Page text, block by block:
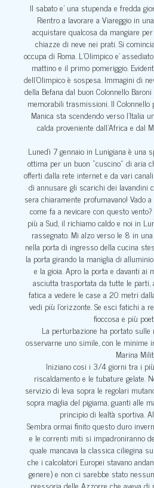
Il sabato e’ una stupenda e fredda
Rientro a lavorare a Viareggio in
acquistare qualcosa da mangiare
chiazze di neve nei prati. Si
occupa di Roma. L’Olimpico e’
mattino e il primo pomeriggio.
dell’Olimpico è sospesa. Immagini di
della Befana dal buon Colonnello
memorabili trasmissioni. Il Colonnello
Manica sta scendendo verso
calda proveniente dall’Africa e dal
Lunedì 7 gennaio in Lunigiana è una
ottima per un buon “cuscino” di aria
offerti dalla rete internet e da vari
di annusare gli scarichi dei lavandini
sera chiaramente profumavano! Vado
come fa a nevicare con questo
più a Sud, il richiamo caldo e noi in
rassegnato. Mi alzo verso le 8 in
nella porta di ingresso della cucina
la porta girando la maniglia di
e la gioia. Apro la porta e davanti ai
asciutta trasportata da tutte le parti,
fatica a vedere le case a 20 metri
vedi più l’orizzonte. Se esci fatichi a
fioccosa e più
La perturbazione ha portato
osservarne uno simile, con le minime
Marina
Iniziano cosi i 3/4 giorni tra i
riscaldamento e le tubature gelate.
servizio di leva sopra le regolari
sopra maglia del pigiama, guanti alle
principio di lealtà sportiva.
Sembra ormai finito questo duro
e le correnti miti si impadroniranno
quale mancava la classica ciliegina
che i calcolatori Europei stavano
genere) e non ci sarebbe stato